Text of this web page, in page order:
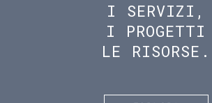
I SERVIZI,
I PROGETTI
LE RISORSE.